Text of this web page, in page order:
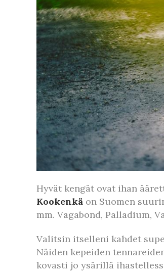
Hyvät kengät ovat ihan
Kookenkä on Suomen
mm. Vagabond, Palladium,
Valitsin itselleni kahdet
Näiden kepeiden
kovasti jo ysärillä